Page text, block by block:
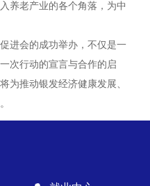
养老产业的各个角落，为中
进会的成功举办，不仅是一
次行动的宣言与合作的启
为推动银发经济健康发展、